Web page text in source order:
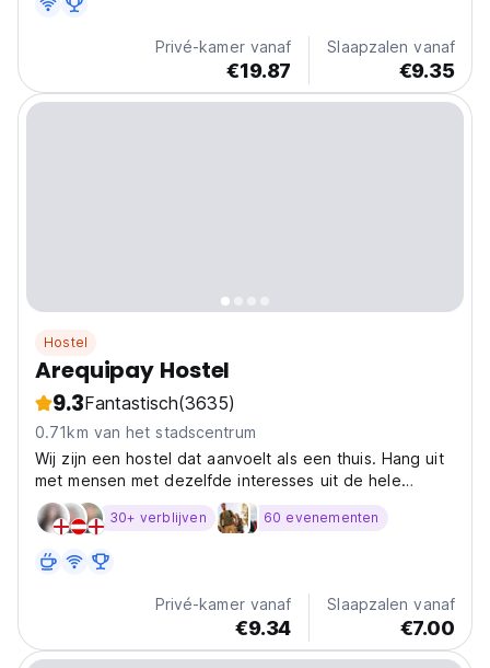
of the “White...
Privé-kamer vanaf
€19.87
Slaapzalen vanaf
€9.35
Hostel
Arequipay Hostel
9.3Fantastisch(3635)
0.71km van het stadscentrum
Wij zijn een hostel dat aanvoelt als een thuis. Hang uit
met mensen met dezelfde interesses uit de hele
wereld die reizen.
30+ verblijven 60 evenementen
Privé-kamer vanaf
€9.34
Slaapzalen vanaf
€7.00